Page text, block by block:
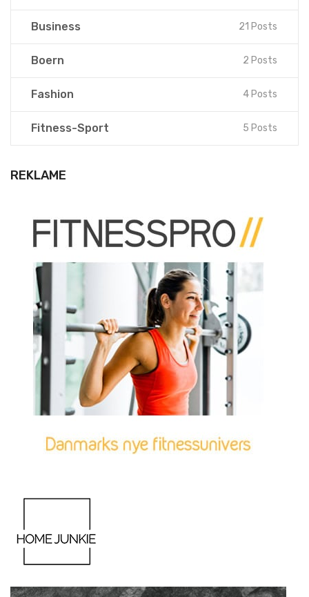
Business 21 Posts
Boern 2 Posts
Fashion 4 Posts
Fitness-Sport 5 Posts
REKLAME